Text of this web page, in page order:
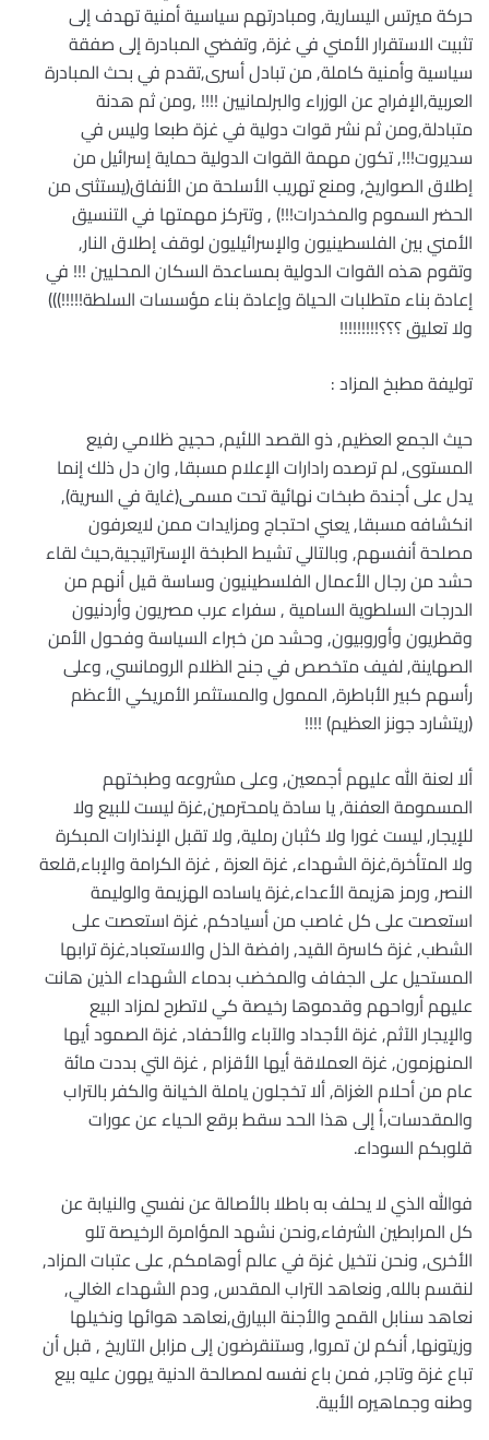
حركة ميرتس اليسارية, ومبادرتهم سياسية أمنية تهدف إلى
تثبيت الاستقرار الأمني في غزة, وتفضي المبادرة إلى صفقة
سياسية وأمنية كاملة, من تبادل أسرى,تقدم في بحث المبادرة
العربية,الإفراج عن الوزراء والبرلمانيين !!!! ,ومن ثم هدنة
متبادلة,ومن ثم نشر قوات دولية في غزة طبعا وليس في
سديروت!!!, تكون مهمة القوات الدولية حماية إسرائيل من
إطلاق الصواريخ, ومنع تهريب الأسلحة من الأنفاق(يستثنى من
الحضر السموم والمخدرات!!!) , وتتركز مهمتها في التنسيق
الأمني بين الفلسطينيون والإسرائيليون لوقف إطلاق النار,
وتقوم هذه القوات الدولية بمساعدة السكان المحليين !!! في
إعادة بناء متطلبات الحياة وإعادة بناء مؤسسات السلطة!!!!!)))
ولا تعليق ؟؟؟!!!!!!!!!
توليفة مطبخ المزاد :
حيث الجمع العظيم, ذو القصد اللئيم, حجيج ظلامي رفيع
المستوى, لم ترصده رادارات الإعلام مسبقا, وان دل ذلك إنما
يدل على أجندة طبخات نهائية تحت مسمى(غاية في السرية),
انكشافه مسبقا, يعني احتجاج ومزايدات ممن لايعرفون
مصلحة أنفسهم, وبالتالي تشيط الطبخة الإستراتيجية,حيث لقاء
حشد من رجال الأعمال الفلسطينيون وساسة قيل أنهم من
الدرجات السلطوية السامية , سفراء عرب مصريون وأردنيون
وقطريون وأوروبيون, وحشد من خبراء السياسة وفحول الأمن
الصهاينة, لفيف متخصص في جنح الظلام الرومانسي, وعلى
رأسهم كبير الأباطرة, الممول والمستثمر الأمريكي الأعظم
(ريتشارد جونز العظيم) !!!!
ألا لعنة الله عليهم أجمعين, وعلى مشروعه وطبختهم
المسمومة العفنة, يا سادة يامحترمين,غزة ليست للبيع ولا
للإيجار, ليست غورا ولا كثبان رملية, ولا تقبل الإنذارات المبكرة
ولا المتأخرة,غزة الشهداء, غزة العزة , غزة الكرامة والإباء,قلعة
النصر, ورمز هزيمة الأعداء,غزة ياساده الهزيمة والوليمة
استعصت على كل غاصب من أسيادكم, غزة استعصت على
الشطب, غزة كاسرة القيد, رافضة الذل والاستعباد,غزة ترابها
المستحيل على الجفاف والمخضب بدماء الشهداء الذين هانت
عليهم أرواحهم وقدموها رخيصة كي لاتطرح لمزاد البيع
والإيجار الآثم, غزة الأجداد والآباء والأحفاد, غزة الصمود أيها
المنهزمون, غزة العملاقة أيها الأقزام , غزة التي بددت مائة
عام من أحلام الغزاة, ألا تخجلون ياملة الخيانة والكفر بالتراب
والمقدسات,أ إلى هذا الحد سقط برقع الحياء عن عورات
قلوبكم السوداء.
فوالله الذي لا يحلف به باطلا بالأصالة عن نفسي والنيابة عن
كل المرابطين الشرفاء,ونحن نشهد المؤامرة الرخيصة تلو
الأخرى, ونحن نتخيل غزة في عالم أوهامكم, على عتبات المزاد,
لنقسم بالله, ونعاهد التراب المقدس, ودم الشهداء الغالي,
نعاهد سنابل القمح والأجنة البيارق,نعاهد هوائها ونخيلها
وزيتونها, أنكم لن تمروا, وستنقرضون إلى مزابل التاريخ , قبل أن
تباع غزة وتاجر, فمن باع نفسه لمصالحة الدنية يهون عليه بيع
وطنه وجماهيره الأبية.